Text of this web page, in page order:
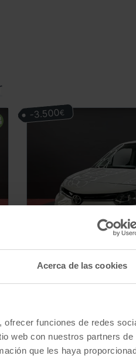
Acerca de las cookies
funciones de redes
web con nuestros partners de
que les haya
Plan Pive
-3.500€